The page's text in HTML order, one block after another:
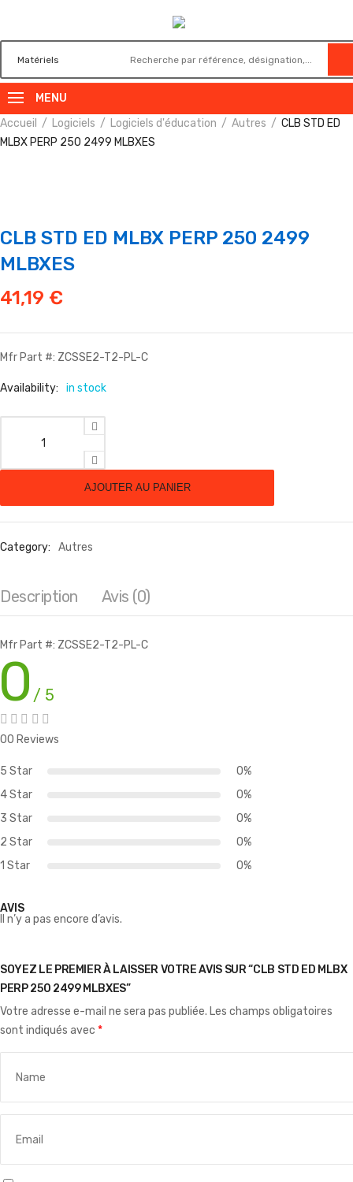
MENU
Accueil
Logiciels Logiciels d'éducation Autres
CLB STD ED
MLBX PERP 250 2499 MLBXES
CLB STD ED MLBX PERP 250 2499
MLBXES
41,19 €
Mfr Part #: ZCSSE2-T2-PL-C
Availability: in stock
quantité de CLB STD ED MLBX PERP 250 2499 MLBXES
AJOUTER AU PANIER
Category: Autres
Description Avis (0)
Mfr Part #: ZCSSE2-T2-PL-C
/ 5
00 Reviews
5 Star
0%
4 Star
0%
3 Star
0%
2 Star
0%
1 Star
0%
AVIS
Il n’y a pas encore d’avis.
SOYEZ LE PREMIER À LAISSER VOTRE AVIS SUR “CLB STD ED MLBX
PERP 250 2499 MLBXES”
Votre adresse e-mail ne sera pas publiée. Les champs obligatoires
sont indiqués avec *